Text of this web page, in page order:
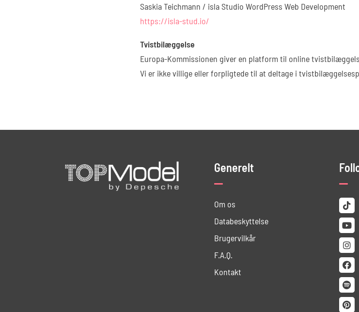
Saskia Teichmann / isla Studio WordPress Web Development
https://isla-stud.io/
Tvistbilæggelse
Europa-Kommissionen giver en platform til online
Vi er ikke villige eller forpligtede til at deltage i
Generelt
Om os
Databeskyttelse
Brugervilkår
F.A.Q.
Kontakt